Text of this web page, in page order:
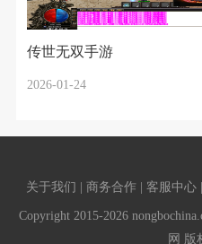
传世无双手游
2026-01-24
关于我们 | 商务合作 | 客服中
Copyright 2015-2026
网 版